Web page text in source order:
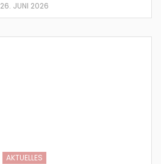
26. JUNI 2026
AKTUELLES